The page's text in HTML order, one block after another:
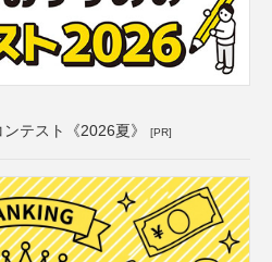
テスト《2026夏》 [PR]